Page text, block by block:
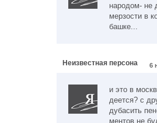
народом- не
мерзости в
башке...
Неизвестная персона 6
и это в
деется? с
дубасить
ментов не